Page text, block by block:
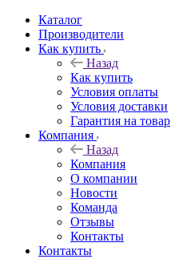
Каталог
Производители
Как купить
Назад
Как купить
Условия оплаты
Условия доставки
Гарантия на товар
Компания
Назад
Компания
О компании
Новости
Команда
Отзывы
Контакты
Контакты